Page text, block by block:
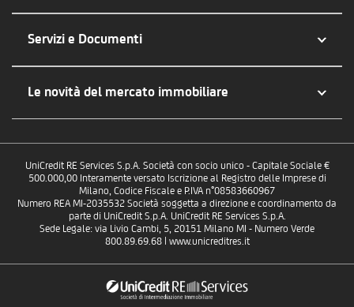
Servizi e Documenti
Le novità del mercato immobiliare
UniCredit RE Services S.p.A. Società con socio unico - Capitale Sociale €
500.000,00 Interamente versato Iscrizione al Registro delle Imprese di
Milano, Codice Fiscale e P.IVA n°08583660967
Numero REA MI-2035532 Società soggetta a direzione e coordinamento da
parte di UniCredit S.p.A. UniCredit RE Services S.p.A.
Sede Legale: via Livio Cambi, 5, 20151 Milano MI - Numero Verde
800.89.69.68 | www.unicreditres.it